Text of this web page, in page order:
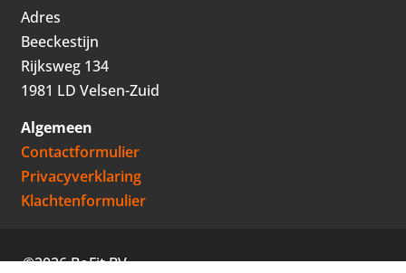
Adres
Beeckestijn
Rijksweg 134
1981 LD Velsen-Zuid
Algemeen
Contactformulier
Privacyverklaring
Klachtenformulier
©2026 BoFit BV